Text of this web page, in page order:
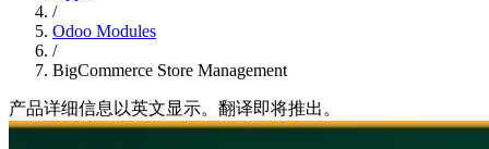
/
Odoo Modules
/
BigCommerce Store Management
产品详细信息以英文显示。翻译即将推出。